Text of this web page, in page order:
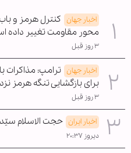
اخبار جهان کنترل هرمز و
محور مقاومت تغییر داده
۳ روز قبل
اخبار جهان ترامپ: مذاکرات
برای بازگشایی تنگه هرمز
۳ روز قبل
اخبار ایران حجت الاسلام
دیروز ۲۰:۳۷